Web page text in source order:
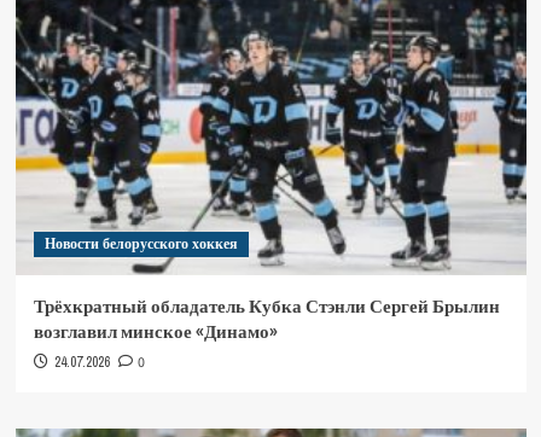
Новости белорусского хоккея
Трёхкратный обладатель Кубка Стэнли Сергей Брылин
возглавил минское «Динамо»
24.07.2026 0